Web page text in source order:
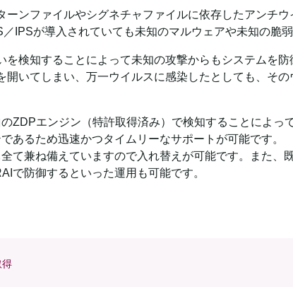
ンファイルやシグネチャファイルに依存したアンチ
IPSが導入されていても未知のマルウェアや未知の脆
を検知することによって未知の攻撃からもシステムを
開いてしまい、万一ウイルスに感染したとしても、そ
ZDPエンジン（特許取得済み）で検知することによっ
あるため迅速かつタイムリーなサポートが可能です。
て兼ね備えていますので入れ替えが可能です。また、
で防御するといった運用も可能です。
得